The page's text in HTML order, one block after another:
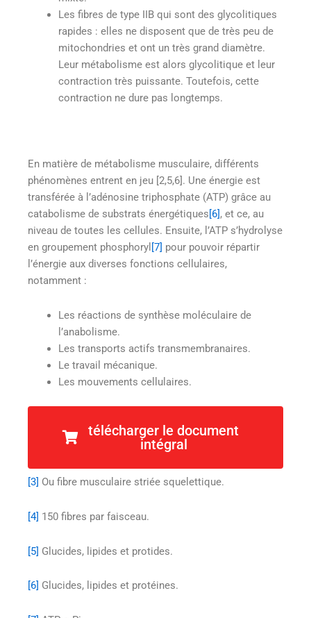
Les fibres de type IIB qui sont des glycolitiques
rapides : elles ne disposent que de très peu de
mitochondries et ont un très grand diamètre.
Leur métabolisme est alors glycolitique et leur
contraction très puissante. Toutefois, cette
contraction ne dure pas longtemps.
En matière de métabolisme musculaire, différents
phénomènes entrent en jeu [2,5,6]. Une énergie est
transférée à l’adénosine triphosphate (ATP) grâce au
catabolisme de substrats énergétiques[6], et ce, au
niveau de toutes les cellules. Ensuite, l’ATP s’hydrolyse
en groupement phosphoryl [7] pour pouvoir répartir
l’énergie aux diverses fonctions cellulaires,
notamment :
Les réactions de synthèse moléculaire de
l’anabolisme.
Les transports actifs transmembranaires.
Le travail mécanique.
Les mouvements cellulaires.
Cœur.
[3] Ou fibre musculaire striée squelettique.
[4] 150 fibres par faisceau.
[5] Glucides, lipides et protides.
[6] Glucides, lipides et protéines.
télécharger le document
intégral